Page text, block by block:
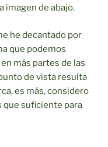
imagen de abajo.
he decantado por
que podemos
más partes de las
de vista resulta
es más, considero
que suficiente para